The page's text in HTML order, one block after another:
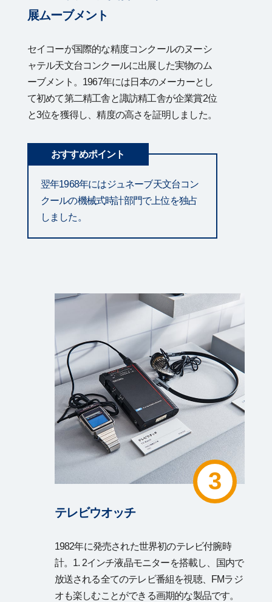
展ムーブメント
セイコーが国際的な精度コンクールのヌーシ
ャテル天文台コンクールに出展した実物のム
ーブメント。1967年には日本のメーカーとし
て初めて第二精工舎と諏訪精工舎が企業賞2位
と3位を獲得し、精度の高さを証明しました。
おすすめポイント
翌年1968年にはジュネーブ天文台コン
クールの機械式時計部門で上位を独占
しました。
3
テレビウオッチ
1982年に発売された世界初のテレビ付腕時
計。1. 2インチ液晶モニターを搭載し、国内で
放送される全てのテレビ番組を視聴、FMラジ
オも楽しむことができる画期的な製品です。